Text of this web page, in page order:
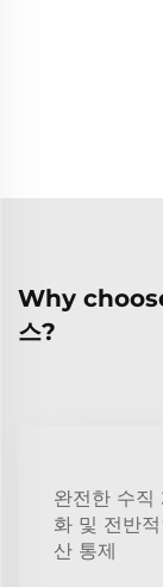
Why
스?
완전한 수직
화 및 전반
산 통제